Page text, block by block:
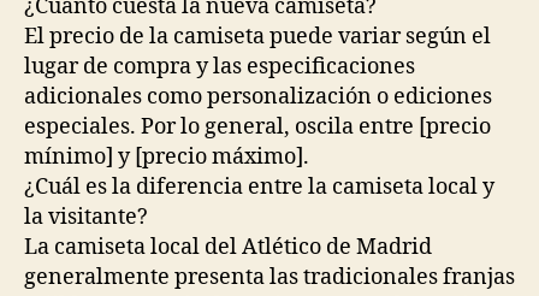
¿Cuánto cuesta la nueva camiseta?
El precio de la camiseta puede variar según el
lugar de compra y las especificaciones
adicionales como personalización o ediciones
especiales. Por lo general, oscila entre [precio
mínimo] y [precio máximo].
¿Cuál es la diferencia entre la camiseta local y
la visitante?
La camiseta local del Atlético de Madrid
generalmente presenta las tradicionales franjas